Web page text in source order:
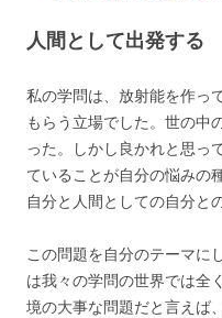
人間として出発する
私の学問は、放射能を作っ
もらう立場でした。世の中
った。しかし良かれと思っ
ていることが自分の悩みの
自分と人間としての自分と
この問題を自分のテーマに
は我々の学問の世界では全
境の大事な問題だと言えば